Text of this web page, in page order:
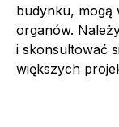
budynku, mogą
organów.
i skonsultować
większych